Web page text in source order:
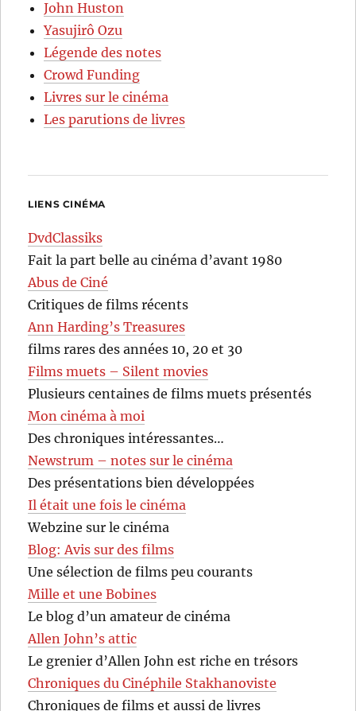
John Huston
Yasujirô Ozu
Légende des notes
Crowd Funding
Livres sur le cinéma
Les parutions de livres
LIENS CINÉMA
DvdClassiks
Fait la part belle au cinéma d’avant 1980
Abus de Ciné
Critiques de films récents
Ann Harding’s Treasures
films rares des années 10, 20 et 30
Films muets – Silent movies
Plusieurs centaines de films muets présentés
Mon cinéma à moi
Des chroniques intéressantes…
Newstrum – notes sur le cinéma
Des présentations bien développées
Il était une fois le cinéma
Webzine sur le cinéma
Blog: Avis sur des films
Une sélection de films peu courants
Mille et une Bobines
Le blog d’un amateur de cinéma
Allen John’s attic
Le grenier d’Allen John est riche en trésors
Chroniques du Cinéphile Stakhanoviste
Chroniques de films et aussi de livres